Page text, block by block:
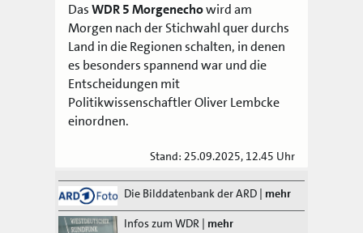
DasWDR 5 Morgenechowird am
Morgen nach der Stichwahl quer durchs
Land in die Regionen schalten, in denen
es besonders spannend war und die
Entscheidungen mit
Politikwissenschaftler Oliver Lembcke
einordnen.
Stand: 25.09.2025, 12.45 Uhr
Die Bilddatenbank der ARD | mehr
Infos zum WDR | mehr